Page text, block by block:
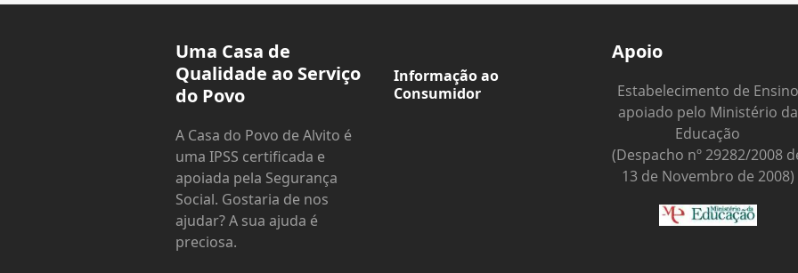
Uma Casa de
Qualidade ao Serviço
do Povo
A Casa do Povo de Alvito é
uma IPSS certificada e
apoiada pela Segurança
Social. Gostaria de nos
ajudar? A sua ajuda é
preciosa.
Informação ao
Consumidor
Apoio
Estabelecimento de Ensino
apoiado pelo Ministério da
Educação
(Despacho nº 29282/2008
13 de Novembro de 2008)